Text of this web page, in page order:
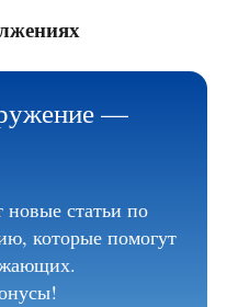
—
статьи по
которые помогут